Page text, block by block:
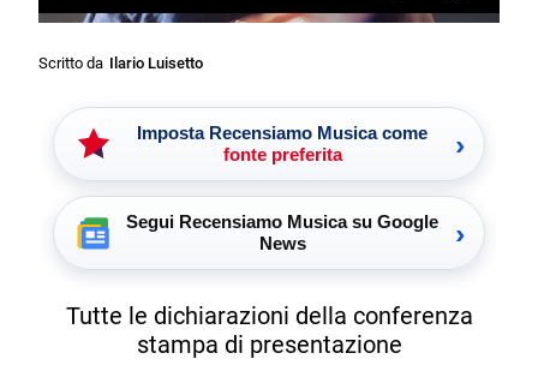
Scritto da Ilario Luisetto
Imposta Recensiamo Musica come
fonte preferita
›
Segui Recensiamo Musica su Google
News
›
Tutte le dichiarazioni della conferenza
stampa di presentazione